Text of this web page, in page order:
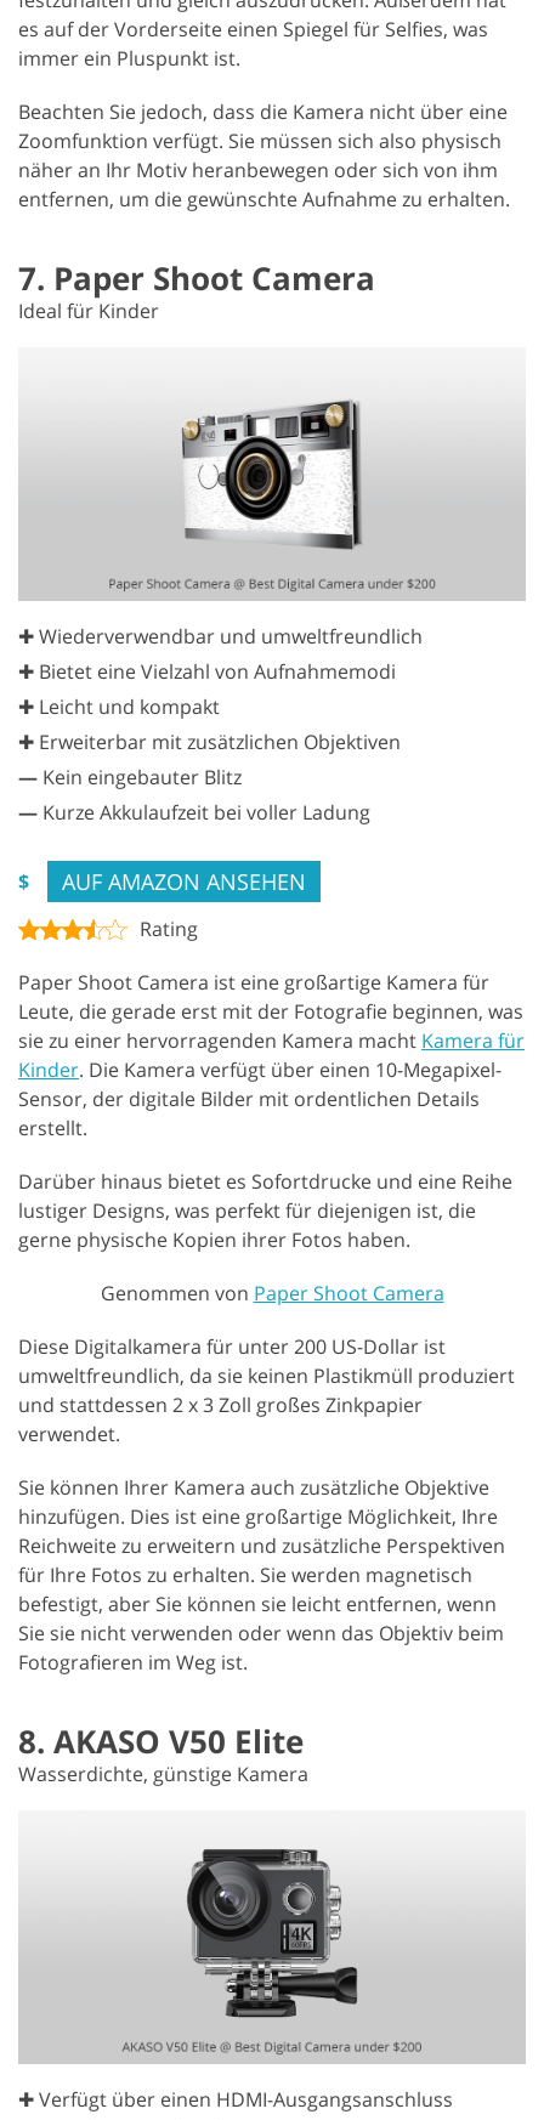
es auf der Vorderseite einen Spiegel für Selfies, was
immer ein Pluspunkt ist.
Beachten Sie jedoch, dass die Kamera nicht über eine
Zoomfunktion verfügt. Sie müssen sich also physisch
näher an Ihr Motiv heranbewegen oder sich von ihm
entfernen, um die gewünschte Aufnahme zu erhalten.
7. Paper Shoot Camera
Ideal für Kinder
✚ Wiederverwendbar und umweltfreundlich
✚ Bietet eine Vielzahl von Aufnahmemodi
✚ Leicht und kompakt
✚ Erweiterbar mit zusätzlichen Objektiven
— Kein eingebauter Blitz
— Kurze Akkulaufzeit bei voller Ladung
$ AUF AMAZON ANSEHEN
Rating
Paper Shoot Camera ist eine großartige Kamera für
Leute, die gerade erst mit der Fotografie beginnen, was
sie zu einer hervorragenden Kamera macht Kamera für
Kinder. Die Kamera verfügt über einen 10-Megapixel-
Sensor, der digitale Bilder mit ordentlichen Details
erstellt.
Darüber hinaus bietet es Sofortdrucke und eine Reihe
lustiger Designs, was perfekt für diejenigen ist, die
gerne physische Kopien ihrer Fotos haben.
Genommen von Paper Shoot Camera
Diese Digitalkamera für unter 200 US-Dollar ist
umweltfreundlich, da sie keinen Plastikmüll produziert
und stattdessen 2 x 3 Zoll großes Zinkpapier
verwendet.
Sie können Ihrer Kamera auch zusätzliche Objektive
hinzufügen. Dies ist eine großartige Möglichkeit, Ihre
Reichweite zu erweitern und zusätzliche Perspektiven
für Ihre Fotos zu erhalten. Sie werden magnetisch
befestigt, aber Sie können sie leicht entfernen, wenn
Sie sie nicht verwenden oder wenn das Objektiv beim
Fotografieren im Weg ist.
8. AKASO V50 Elite
Wasserdichte, günstige Kamera
✚ Verfügt über einen HDMI-Ausgangsanschluss